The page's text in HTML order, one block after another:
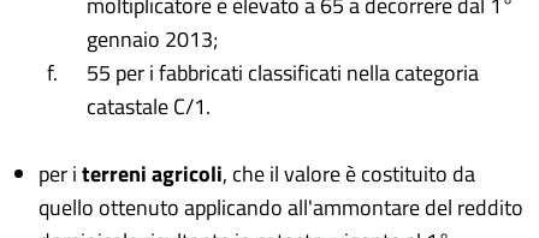
gennaio 2013;
55 per i fabbricati classificati nella categoria
catastale C/1.
per iterreni agricoli, che il valore è costituito da
quello ottenuto applicando all'ammontare del reddito